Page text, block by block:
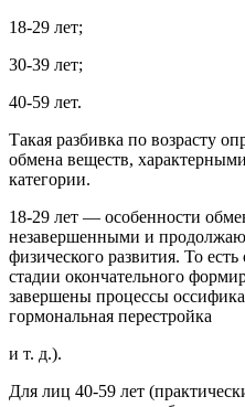
18-29 лет;
30-39 лет;
40-59 лет.
Такая разбивка по возрасту
обмена веществ,
категории.
18-29 лет — особенности
незавершенными и
физического развития. То
стадии окончательного
завершены процессы
гормональная перестройка
и т. д.).
Для лиц 40-59 лет